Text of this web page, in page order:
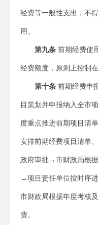
经费等一般性支出，不
用。
第九条 前期经费使
经费额度，原则上控制
第十条 前期经费申
目策划并申报纳入全市
度重点推进前期项目清
安排前期经费项目清单
政府审批→市财政局根
→项目责任单位按时序
市财政局根据年度考核
费。